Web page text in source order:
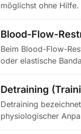
möglichst ohne
Blood-Flow-
Beim Blood-Flow-
oder elastische
Detraining
Detraining
physiologischer